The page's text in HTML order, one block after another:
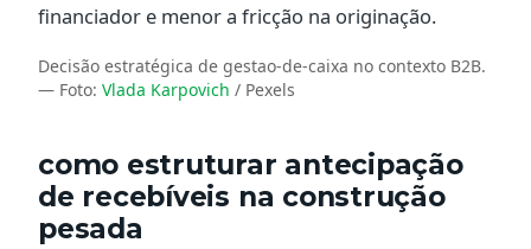
financiador e menor a fricção na originação.
Decisão estratégica de gestao-de-caixa no contexto B2B.
— Foto: Vlada Karpovich / Pexels
como estruturar antecipação
de recebíveis na construção
pesada